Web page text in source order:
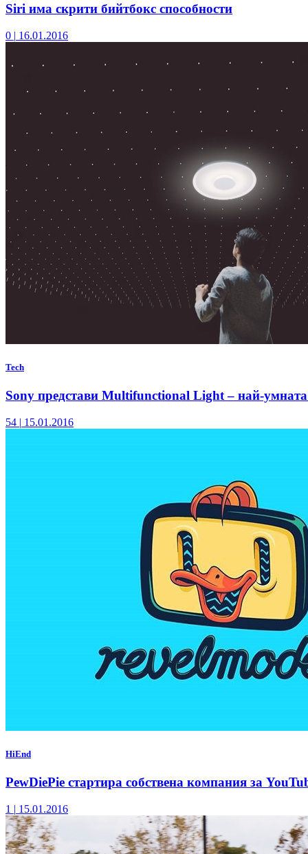
Siri има скрити бийтбокс способности
0 | 16.01.2016
Tech
Sony представи Multifunctional Light – най-
54 | 15.01.2016
HiEnd
PewDiePie стартира собствена компания за
1 | 15.01.2016